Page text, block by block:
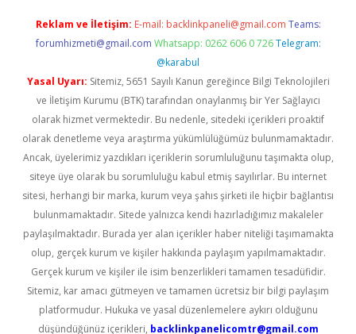
Reklam ve İletişim: E-mail: backlinkpaneli@gmail.com Teams:
forumhizmeti@gmail.com Whatsapp: 0262 606 0 726 Telegram:
@karabul
Yasal Uyarı: Sitemiz, 5651 Sayılı Kanun gereğince Bilgi Teknolojileri
ve İletişim Kurumu (BTK) tarafından onaylanmış bir Yer Sağlayıcı
olarak hizmet vermektedir. Bu nedenle, sitedeki içerikleri proaktif
olarak denetleme veya araştırma yükümlülüğümüz bulunmamaktadır.
Ancak, üyelerimiz yazdıkları içeriklerin sorumluluğunu taşımakta olup,
siteye üye olarak bu sorumluluğu kabul etmiş sayılırlar. Bu internet
sitesi, herhangi bir marka, kurum veya şahıs şirketi ile hiçbir bağlantısı
bulunmamaktadır. Sitede yalnızca kendi hazırladığımız makaleler
paylaşılmaktadır. Burada yer alan içerikler haber niteliği taşımamakta
olup, gerçek kurum ve kişiler hakkında paylaşım yapılmamaktadır.
Gerçek kurum ve kişiler ile isim benzerlikleri tamamen tesadüfidir.
Sitemiz, kar amacı gütmeyen ve tamamen ücretsiz bir bilgi paylaşım
platformudur. Hukuka ve yasal düzenlemelere aykırı olduğunu
düşündüğünüz içerikleri, backlinkpanelicomtr@gmail.com